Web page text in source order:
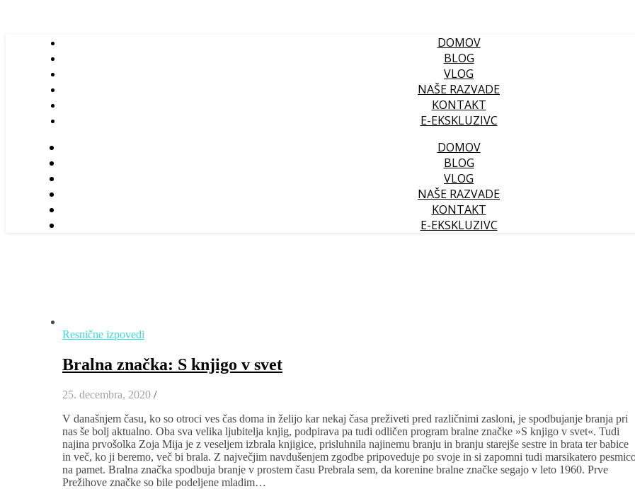
DOMOV
BLOG
VLOG
NAŠE RAZVADE
KONTAKT
E-EKSKLUZIVC
DOMOV
BLOG
VLOG
NAŠE RAZVADE
KONTAKT
E-EKSKLUZIVC
Resnične izpovedi
Bralna značka: S knjigo v svet
25. decembra, 2020 /
V današnjem času, ko so otroci ves čas doma in želijo kar nekaj časa preživeti pred različnimi zasloni, je spodbujanje branja pri
nas še bolj aktualno. Oba sva velika ljubitelja knjig, podpirava pa tudi odličen program bralne značke »S knjigo v svet«. Tudi
najina prvošolka Zoja Mija je z veseljem izbrala knjigice, prisluhnila najinemu branju in branju starejše sestre in brata ter babice
in več, ko ji beremo, več bi brala. Z največjim navdušenjem zgodbe pripoveduje po svoje in si zapomni tudi marsikatero
na pamet. Bralna značka spodbuja branje v prostem času Prebrala sem, da korenine bralne značke segajo v leto 1960. Prve
Prežihove značke so bile podeljene mladim…